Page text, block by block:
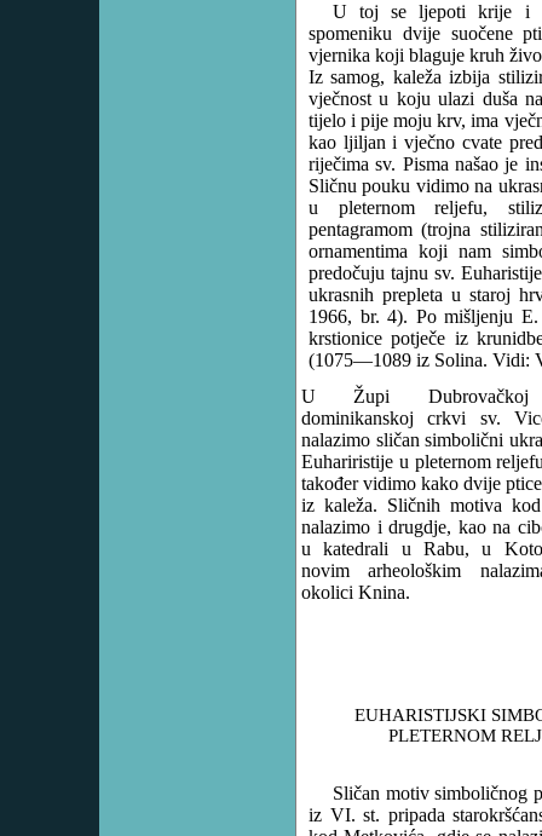
U toj se ljepoti krije i
spomeniku dvije suočene
vjernika koji blaguje kruh
Iz samog, kaleža izbija
vječnost u koju ulazi duša
tijelo i pije moju krv, ima
kao ljiljan i vječno cvate
riječima sv. Pisma našao je
Sličnu pouku vidimo na
u pleternom reljefu,
pentagramom (trojna
ornamentima koji nam
predočuju tajnu sv.
ukrasnih prepleta u staroj
1966, br. 4). Po mišljenju
krstionice potječe iz
(1075—1089 iz Solina.
U Župi
dominikanskoj crkvi sv.
nalazimo sličan simbolični
Euhariristije u pleternom
također vidimo kako dvije
iz kaleža. Sličnih motiva
nalazimo i drugdje, kao na
u katedrali u Rabu, u
novim arheološkim
okolici Knina.
EUHARISTIJSKI
PLETERNOM
Sličan motiv simboličnog
iz VI. st. pripada